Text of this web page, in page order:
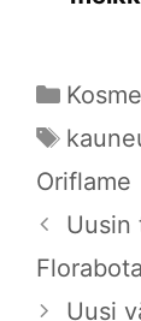
Oriflame
Uusin
Uusi